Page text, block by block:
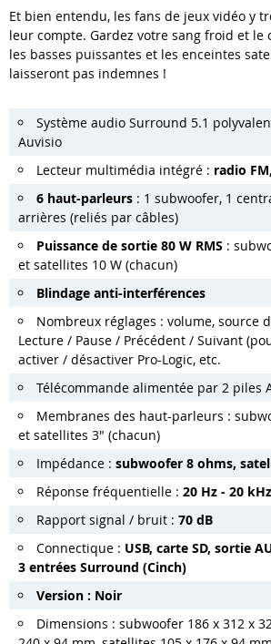
Et bien entendu, les fans de jeux vidéo y
leur compte. Gardez votre sang froid et
les basses puissantes et les enceintes
laisseront pas indemnes !
Système audio Surround 5.1
Auvisio
Lecteur multimédia intégré : radio
6 haut-parleurs : 1 subwoofer, 1
arrières (reliés par câbles)
Puissance de sortie 80 W RMS :
et satellites 10 W (chacun)
Blindage anti-interférences
Nombreux réglages : volume, source
Lecture / Pause / Précédent / Suivant
activer / désactiver Pro-Logic, etc.
Télécommande alimentée par 2 piles
Membranes des haut-parleurs :
et satellites 3" (chacun)
Impédance : subwoofer 8 ohms,
Réponse fréquentielle : 20 Hz - 20 kHz
Rapport signal / bruit : 70 dB
Connectique : USB, carte SD, sortie
3 entrées Surround (Cinch)
Version : Noir
Dimensions : subwoofer 186 x 312 x